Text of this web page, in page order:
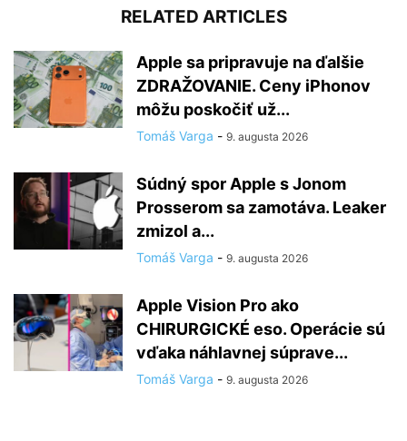
RELATED ARTICLES
Apple sa pripravuje na ďalšie
ZDRAŽOVANIE. Ceny iPhonov
môžu poskočiť už...
Tomáš Varga - 9. augusta 2026
Súdný spor Apple s Jonom
Prosserom sa zamotáva. Leaker
zmizol a...
Tomáš Varga - 9. augusta 2026
Apple Vision Pro ako
CHIRURGICKÉ eso. Operácie sú
vďaka náhlavnej súprave...
Tomáš Varga - 9. augusta 2026